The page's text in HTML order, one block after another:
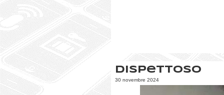
Dispettoso
30 novembre 2024